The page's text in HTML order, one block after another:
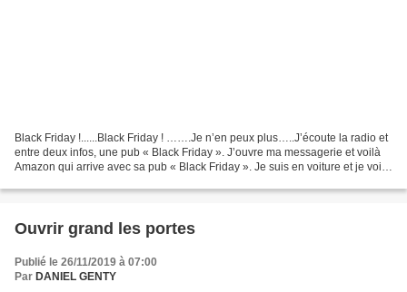
Black Friday !......Black Friday ! …….Je n’en peux plus…..J’écoute la radio et
entre deux infos, une pub « Black Friday ». J’ouvre ma messagerie et voilà
Amazon qui arrive avec sa pub « Black Friday ». Je suis en voiture et je vois
Ouvrir grand les portes
Publié le 26/11/2019 à 07:00
Par DANIEL GENTY